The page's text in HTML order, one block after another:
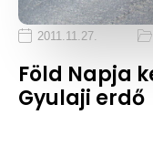
2011.11.27.
Föld Napja
Gyulaji erdő